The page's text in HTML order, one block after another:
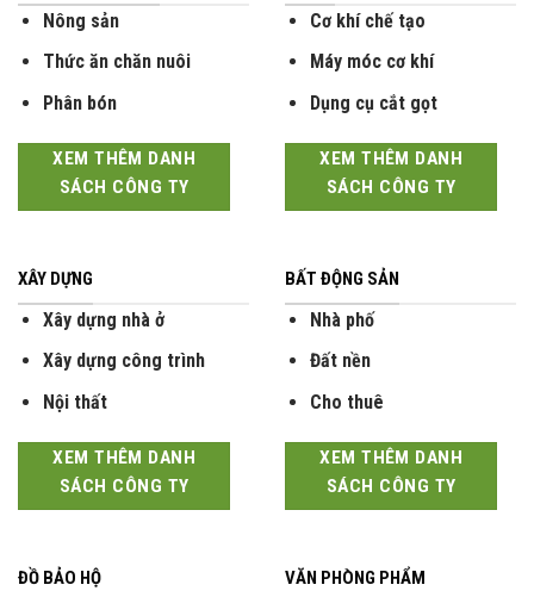
Nông sản
Thức ăn chăn nuôi
Phân bón
XEM THÊM DANH
SÁCH CÔNG TY
Cơ khí chế tạo
Máy móc cơ khí
Dụng cụ cắt gọt
XEM THÊM DANH
SÁCH CÔNG TY
XÂY DỰNG
Xây dựng nhà ở
Xây dựng công trình
Nội thất
XEM THÊM DANH
SÁCH CÔNG TY
BẤT ĐỘNG SẢN
Nhà phố
Đất nền
Cho thuê
XEM THÊM DANH
SÁCH CÔNG TY
ĐỒ BẢO HỘ VĂN PHÒNG PHẨM